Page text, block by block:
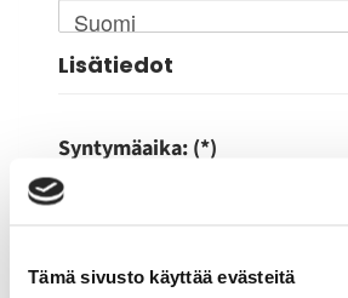
Tämä sivusto käyttää evästeitä
Suomi
Lisätiedot
Syntymäaika: (*)